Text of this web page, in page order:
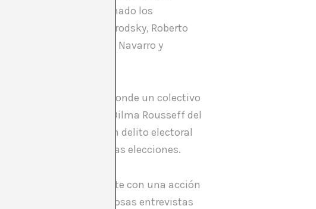
en Brasil han seleccionado los
Bony, Marcelo Brodsky, Roberto
Minujín, Eduardo Navarro y
sin imagen” en donde un colectivo
a la candidata Dilma Rousseff del
que la obra incurre en delito electoral
públicos previo a las elecciones.
el espacio del arte con una acción
expresado en numerosas entrevistas